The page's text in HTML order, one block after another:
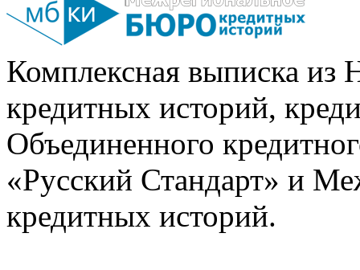
Комплексная выписка из
кредитных историй,
Объединенного
«Русский Стандарт» и
кредитных историй.